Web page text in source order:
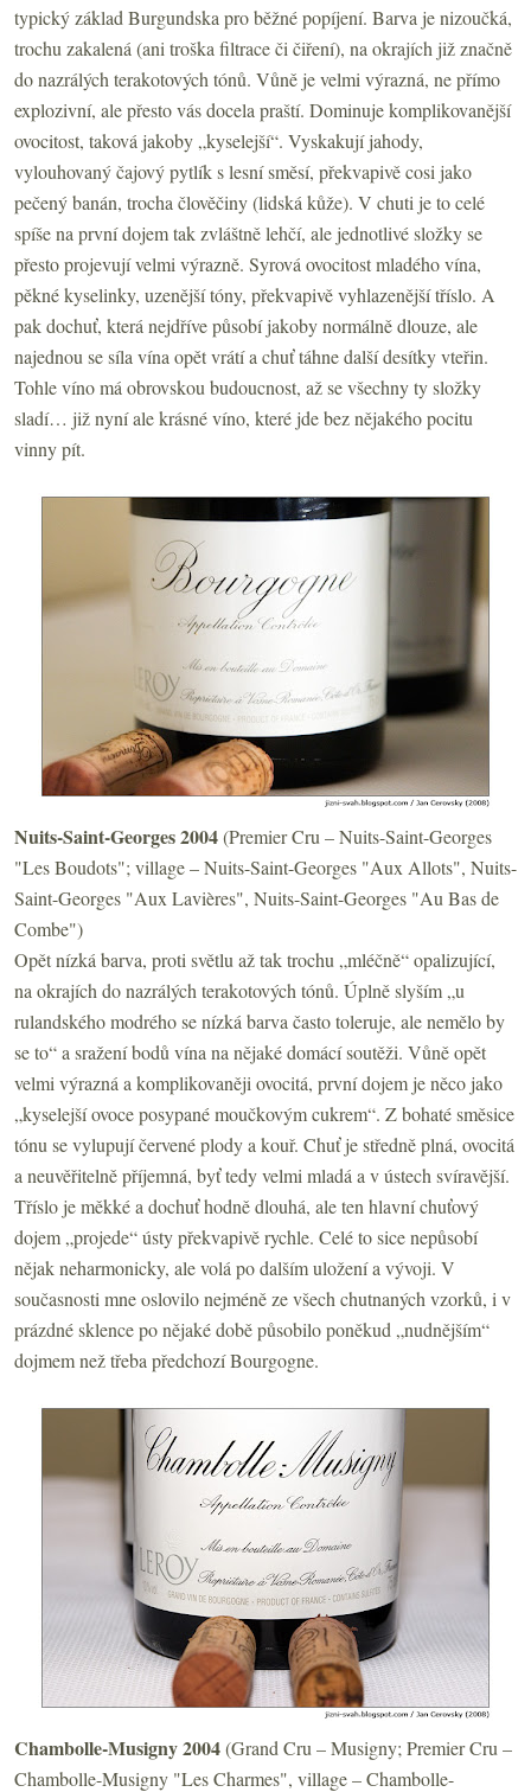
typický základ Burgundska pro běžné popíjení. Barva je nizoučká,
trochu zakalená (ani troška filtrace či čiření), na okrajích již značně
do nazrálých terakotových tónů. Vůně je velmi výrazná, ne přímo
explozivní, ale přesto vás docela praští. Dominuje komplikovanější
ovocitost, taková jakoby „kyselejší“. Vyskakují jahody,
vylouhovaný čajový pytlík s lesní směsí, překvapivě cosi jako
pečený banán, trocha člověčiny (lidská kůže). V chuti je to celé
spíše na první dojem tak zvláštně lehčí, ale jednotlivé složky se
přesto projevují velmi výrazně. Syrová ovocitost mladého vína,
pěkné kyselinky, uzenější tóny, překvapivě vyhlazenější tříslo. A
pak dochuť, která nejdříve působí jakoby normálně dlouze, ale
najednou se síla vína opět vrátí a chuť táhne další desítky vteřin.
Tohle víno má obrovskou budoucnost, až se všechny ty složky
sladí… již nyní ale krásné víno, které jde bez nějakého pocitu
vinny pít.
Nuits-Saint-Georges 2004(Premier Cru – Nuits-Saint-Georges
"Les Boudots"; village – Nuits-Saint-Georges "Aux Allots", Nuits-
Saint-Georges "Aux Lavières", Nuits-Saint-Georges "Au Bas de
Combe")
Opět nízká barva, proti světlu až tak trochu „mléčně“ opalizující,
na okrajích do nazrálých terakotových tónů. Úplně slyším „u
rulandského modrého se nízká barva často toleruje, ale nemělo by
se to“ a sražení bodů vína na nějaké domácí soutěži. Vůně opět
velmi výrazná a komplikovaněji ovocitá, první dojem je něco jako
„kyselejší ovoce posypané moučkovým cukrem“. Z bohaté směsice
tónu se vylupují červené plody a kouř. Chuť je středně plná, ovocitá
a neuvěřitelně příjemná, byť tedy velmi mladá a v ústech svíravější.
Tříslo je měkké a dochuť hodně dlouhá, ale ten hlavní chuťový
dojem „projede“ ústy překvapivě rychle. Celé to sice nepůsobí
nějak neharmonicky, ale volá po dalším uložení a vývoji. V
současnosti mne oslovilo nejméně ze všech chutnaných vzorků, i v
prázdné sklence po nějaké době působilo poněkud „nudnějším“
dojmem než třeba předchozí Bourgogne.
Chambolle-Musigny 2004(Grand Cru – Musigny; Premier Cru –
Chambolle-Musigny "Les Charmes", village – Chambolle-